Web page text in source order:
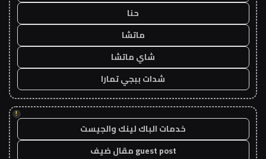
حنا
ماتشا
شاي ماتشا
شدات ببجي تمارا
!
خدمات الباك لينك والجيست
guest post مقال ضيف